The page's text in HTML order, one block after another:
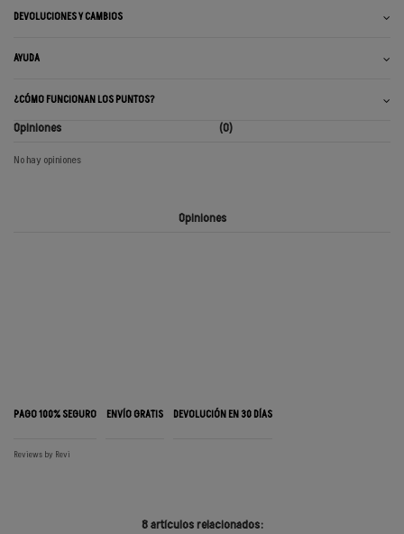
DEVOLUCIONES Y CAMBIOS
AYUDA
¿CÓMO FUNCIONAN LOS PUNTOS?
Opiniones (0)
No hay opiniones
Opiniones
PAGO 100% SEGURO ENVÍO GRATIS DEVOLUCIÓN EN 30 DÍAS
Reviews by Revi
8 artículos relacionados: